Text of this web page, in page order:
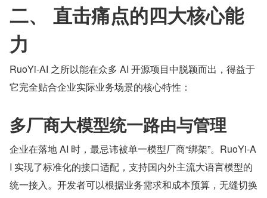
二、 直击痛点的四大核心能
力
RuoYi-AI 之所以能在众多 AI 开源项目中脱颖而出，得益于
它完全贴合企业实际业务场景的核心特性：
多厂商大模型统一路由与管理
企业在落地 AI 时，最忌讳被单一模型厂商“绑架”。RuoYi-A
I 实现了标准化的接口适配，支持国内外主流大语言模型的
统一接入。开发者可以根据业务需求和成本预算，无缝切换